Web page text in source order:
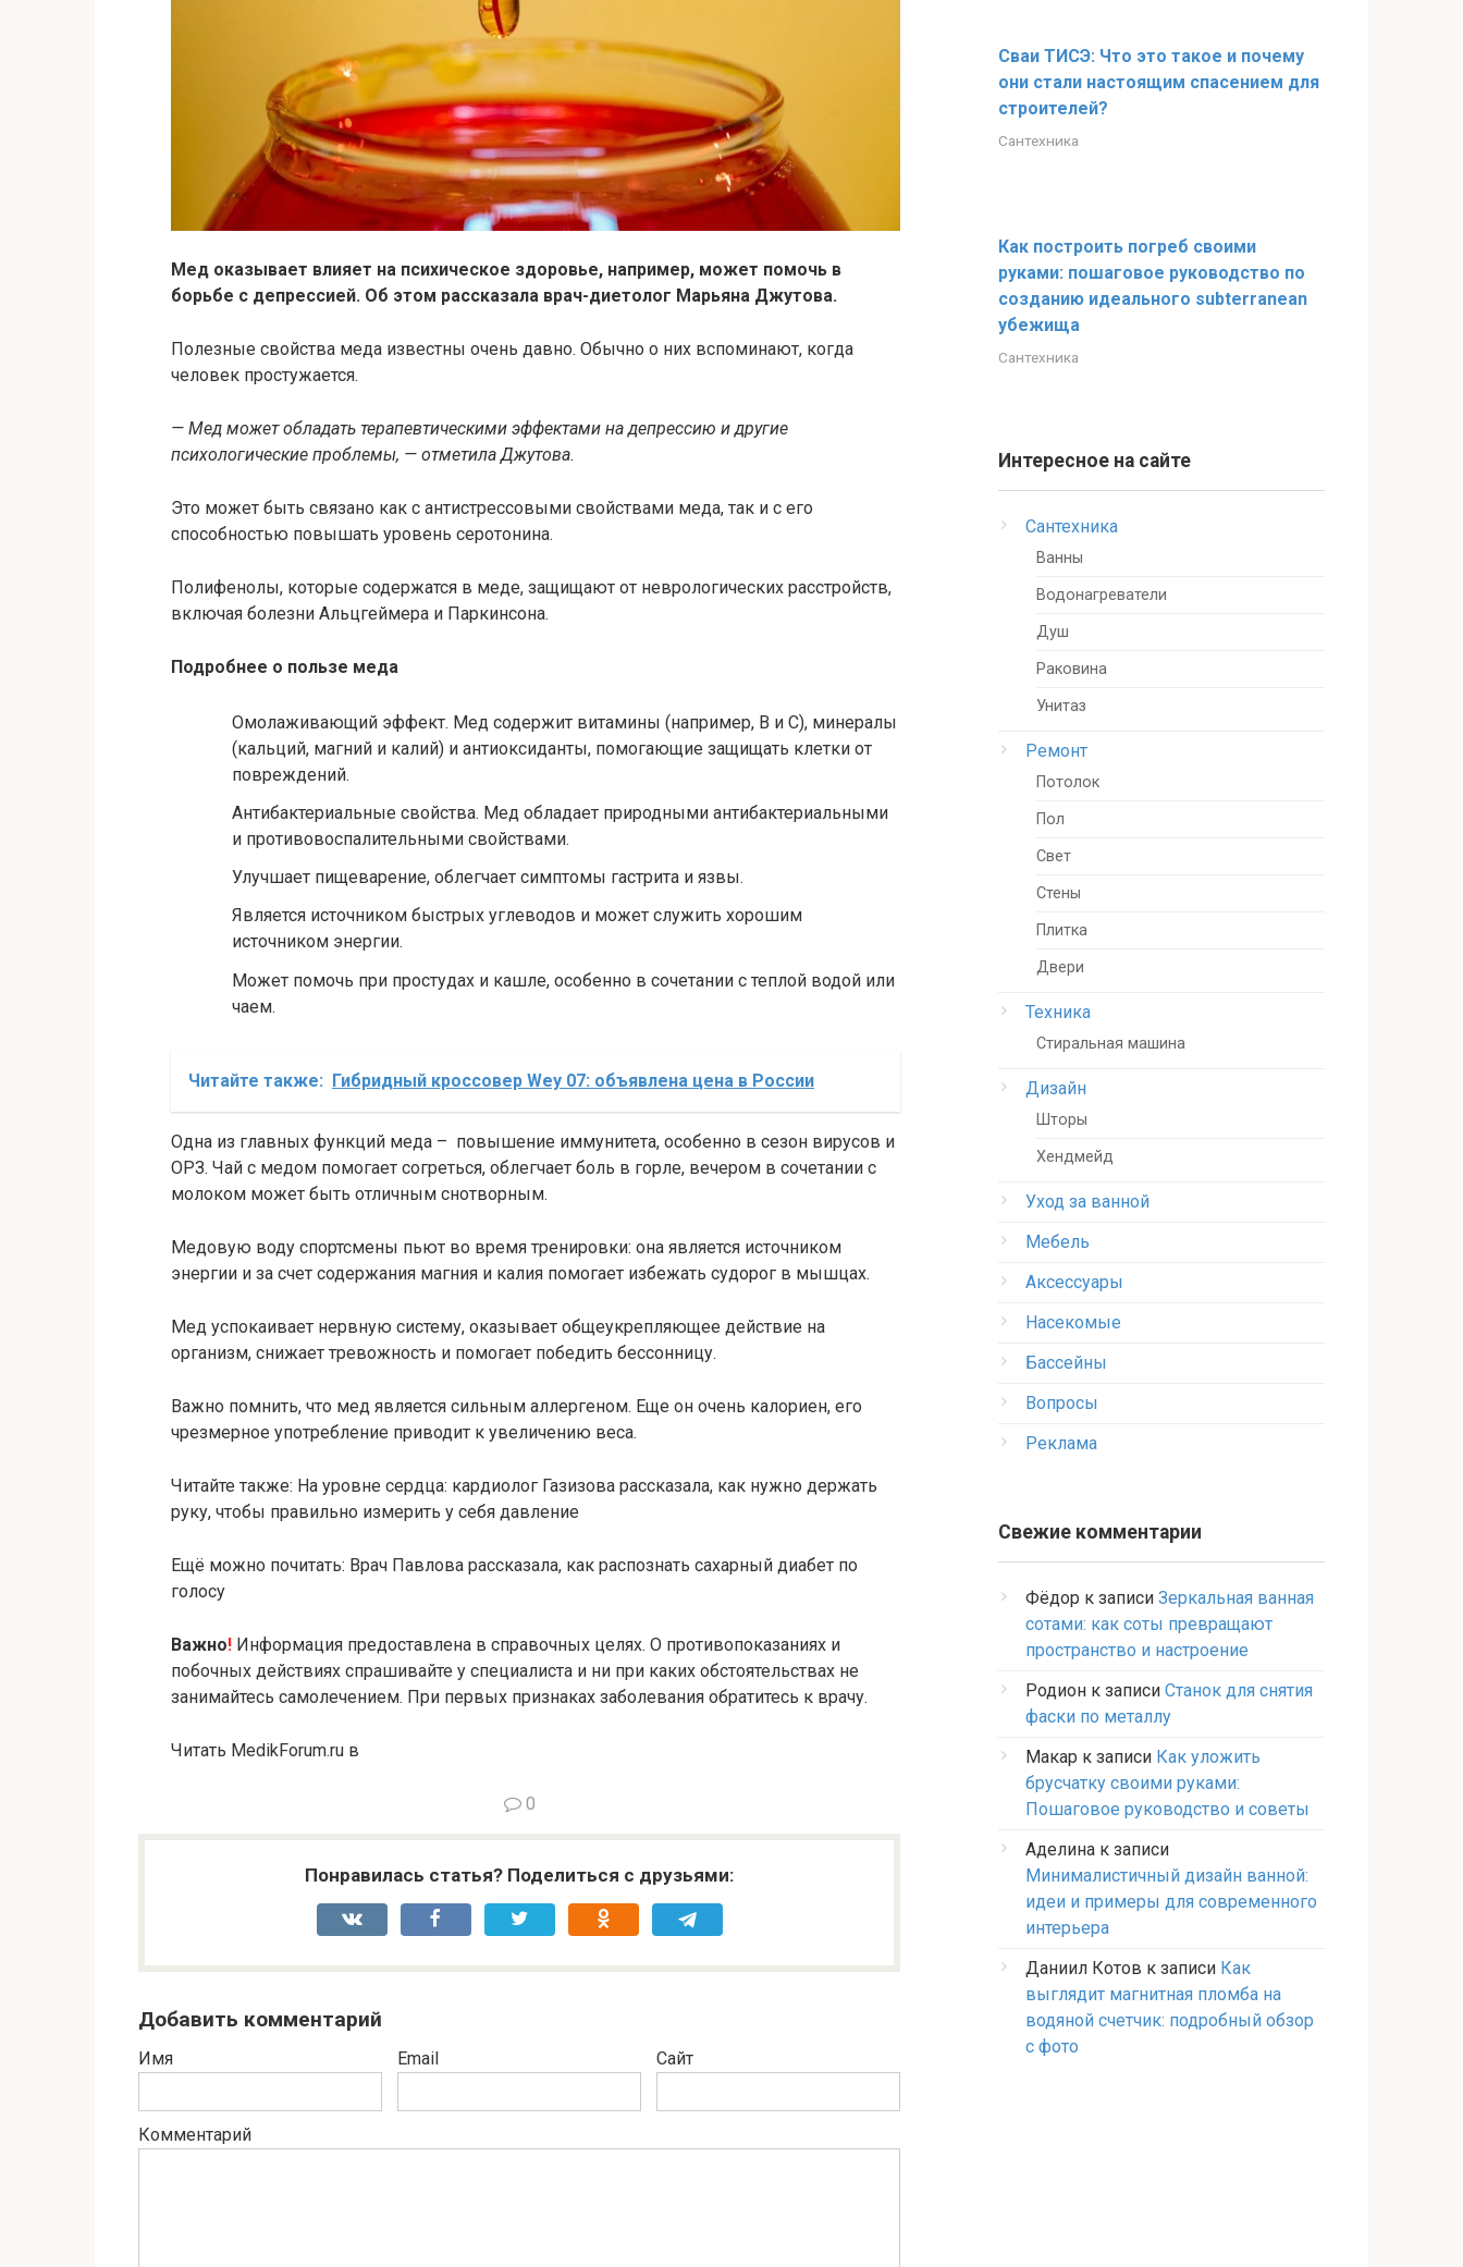
Мед оказывает влияет на психическое здоровье, например, может помочь в
борьбе с депрессией. Об этом рассказала врач-диетолог Марьяна Джутова.
Полезные свойства меда известны очень давно. Обычно о них вспоминают, когда
человек простужается.
— Мед может обладать терапевтическими эффектами на депрессию и другие
психологические проблемы, — отметила Джутова.
Это может быть связано как с антистрессовыми свойствами меда, так и с его
способностью повышать уровень серотонина.
Полифенолы, которые содержатся в меде, защищают от неврологических расстройств,
включая болезни Альцгеймера и Паркинсона.
Подробнее о пользе меда
Омолаживающий эффект. Мед содержит витамины (например, B и C), минералы
(кальций, магний и калий) и антиоксиданты, помогающие защищать клетки от
повреждений.
Антибактериальные свойства. Мед обладает природными антибактериальными
и противовоспалительными свойствами.
Улучшает пищеварение, облегчает симптомы гастрита и язвы.
Является источником быстрых углеводов и может служить хорошим
источником энергии.
Может помочь при простудах и кашле, особенно в сочетании с теплой водой или
чаем.
Читайте также: Гибридный кроссовер Wey 07: объявлена цена в России
Одна из главных функций меда – повышение иммунитета, особенно в сезон вирусов и
ОРЗ. Чай с медом помогает согреться, облегчает боль в горле, вечером в сочетании с
молоком может быть отличным снотворным.
Медовую воду спортсмены пьют во время тренировки: она является источником
энергии и за счет содержания магния и калия помогает избежать судорог в мышцах.
Мед успокаивает нервную систему, оказывает общеукрепляющее действие на
организм, снижает тревожность и помогает победить бессонницу.
Важно помнить, что мед является сильным аллергеном. Еще он очень калориен, его
чрезмерное употребление приводит к увеличению веса.
Читайте также: На уровне сердца: кардиолог Газизова рассказала, как нужно держать
руку, чтобы правильно измерить у себя давление
Ещё можно почитать: Врач Павлова рассказала, как распознать сахарный диабет по
голосу
Важно! Информация предоставлена в справочных целях. О противопоказаниях и
побочных действиях спрашивайте у специалиста и ни при каких обстоятельствах не
занимайтесь самолечением. При первых признаках заболевания обратитесь к врачу.
Читать MedikForum.ru в
0
Понравилась статья? Поделиться с друзьями:
Добавить комментарий
Имя Email Сайт
Комментарий
Сваи ТИСЭ: Что это такое и почему
они стали настоящим спасением для
строителей?
Сантехника
Как построить погреб своими
руками: пошаговое руководство по
созданию идеального subterranean
убежища
Сантехника
Интересное на сайте
Сантехника
Ванны
Водонагреватели
Душ
Раковина
Унитаз
Ремонт
Потолок
Пол
Свет
Стены
Плитка
Двери
Техника
Стиральная машина
Дизайн
Шторы
Хендмейд
Уход за ванной
Мебель
Аксессуары
Насекомые
Бассейны
Вопросы
Реклама
Свежие комментарии
Фёдор к записи Зеркальная ванная
сотами: как соты превращают
пространство и настроение
Родион к записи Станок для снятия
фаски по металлу
Макар к записи Как уложить
брусчатку своими руками:
Пошаговое руководство и советы
Аделина к записи
Минималистичный дизайн ванной:
идеи и примеры для современного
интерьера
Даниил Котов к записи Как
выглядит магнитная пломба на
водяной счетчик: подробный обзор
с фото